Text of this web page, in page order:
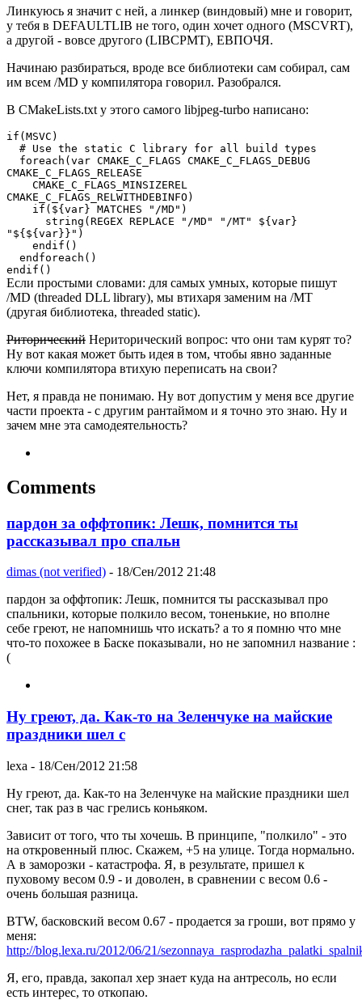
Линкуюсь я значит с ней, а линкер (виндовый) мне и говорит,
у тебя в DEFAULTLIB не того, один хочет одного (MSCVRT),
а другой - вовсе другого (LIBCPMT), ЕВПОЧЯ.
Начинаю разбираться, вроде все библиотеки сам собирал, сам
им всем /MD у компилятора говорил. Разобрался.
В CMakeLists.txt у этого самого libjpeg-turbo написано:
if(MSVC)
# Use the static C library for all build types
foreach(var CMAKE_C_FLAGS CMAKE_C_FLAGS_DEBUG
CMAKE_C_FLAGS_RELEASE
CMAKE_C_FLAGS_MINSIZEREL
CMAKE_C_FLAGS_RELWITHDEBINFO)
if(${var} MATCHES "/MD")
string(REGEX REPLACE "/MD" "/MT" ${var}
"${${var}}")
endif()
endforeach()
endif()
Если простыми словами: для самых умных, которые пишут
/MD (threaded DLL library), мы втихаря заменим на /MT
(другая библиотека, threaded static).
Риторический Нериторический вопрос: что они там курят то?
Ну вот какая может быть идея в том, чтобы явно заданные
ключи компилятора втихую переписать на свои?
Нет, я правда не понимаю. Ну вот допустим у меня все другие
части проекта - с другим рантаймом и я точно это знаю. Ну и
зачем мне эта самодеятельность?
Comments
пардон за оффтопик: Лешк, помнится ты
рассказывал про спальн
dimas (not verified) - 18/Сен/2012 21:48
пардон за оффтопик: Лешк, помнится ты рассказывал про
спальники, которые полкило весом, тоненькие, но вполне
себе греют, не напомнишь что искать? а то я помню что мне
что-то похожее в Баске показывали, но не запомнил название :
(
Ну греют, да. Как-то на Зеленчуке на майские
праздники шел с
lexa - 18/Сен/2012 21:58
Ну греют, да. Как-то на Зеленчуке на майские праздники шел
снег, так раз в час грелись коньяком.
Зависит от того, что ты хочешь. В принципе, "полкило" - это
на откровенный плюс. Скажем, +5 на улице. Тогда нормально.
А в заморозки - катастрофа. Я, в результате, пришел к
пуховому весом 0.9 - и доволен, в сравнении с весом 0.6 -
очень большая разница.
BTW, басковский весом 0.67 - продается за гроши, вот прямо у
меня:
http://blog.lexa.ru/2012/06/21/
Я, его, правда, закопал хер знает куда на антресоль, но если
есть интерес, то откопаю.